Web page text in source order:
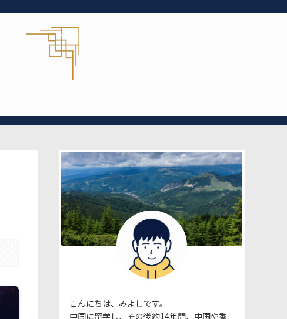
こんにちは、みよしです。
中国に留学し、その後約14年間、中国や香